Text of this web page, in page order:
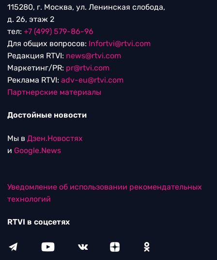
115280, г. Москва, ул. Ленинская слобода,
д. 26, этаж 2
тел: +7 (499) 579-86-96
Для общих вопросов: Infortvi@rtvi.com
Редакция RTVI: news@rtvi.com
Маркетинг/PR: pr@rtvi.com
Реклама RTVI: adv-eu@rtvi.com
Партнерские материалы
Достойные новости
Мы в Дзен.Новостях
и Google.News
Уведомление об использовании рекомендательных
технологий
RTVI в соцсетях